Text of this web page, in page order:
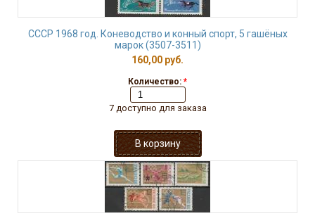
СССР 1968 год. Коневодство и конный спорт, 5 гашёных
марок (3507-3511)
160,00 руб.
Количество: *
7 доступно для заказа